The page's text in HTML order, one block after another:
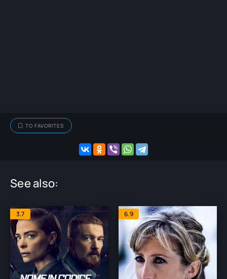
TO FAVORITES
See also:
3.7 6.9